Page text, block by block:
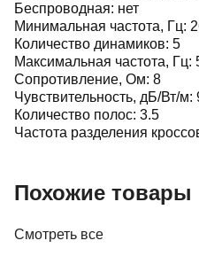
Беспроводная: нет
Минимальная частота, Гц:
Количество динамиков: 5
Максимальная частота, Гц:
Сопротивление, Ом: 8
Чувствительность, дБ/Вт/м:
Количество полос: 3.5
Частота разделения
Похожие товары
Смотреть все